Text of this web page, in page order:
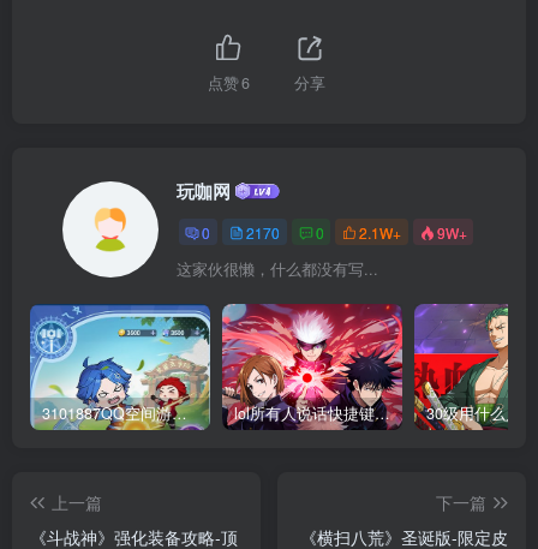
点赞6 分享
玩咖网
0 2170 0 2.1W+ 9W+
这家伙很懒，什么都没有写...
3101887QQ空间游戏专区-海量小游戏免费玩 lol所有人说话快捷键怎么设置_英雄联盟聊天按键教学
上一篇
《斗战神》强化装备攻略-顶
下一篇
《横扫八荒》圣诞版-限定皮